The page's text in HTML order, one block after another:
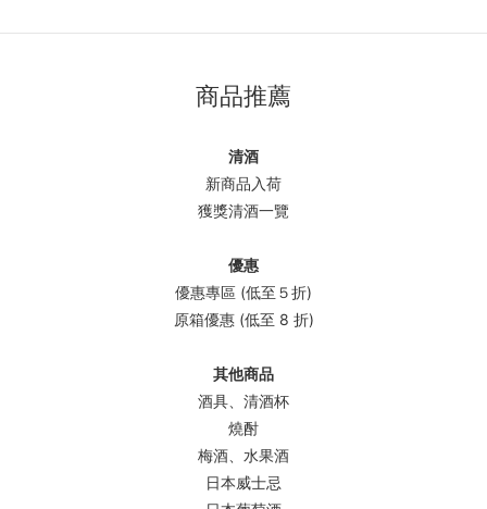
商品推薦
清酒
新商品入荷
獲獎清酒一覽
優惠
優惠專區 (低至５折)
原箱優惠 (低至 8 折)
其他商品
酒具、清酒杯
燒酎
梅酒、水果酒
日本威士忌